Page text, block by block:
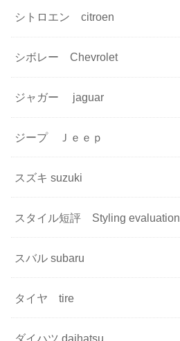
シトロエン citroen
シボレー Chevrolet
ジャガー jaguar
ジープ Ｊｅｅｐ
スズキ suzuki
スタイル短評 Styling evaluation
スバル subaru
タイヤ tire
ダイハツ daihatsu